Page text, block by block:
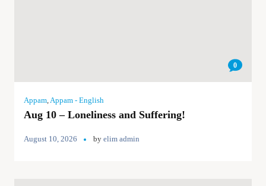
0
Appam Appam - English
Aug 10 – Loneliness and Suffering!
August 10, 2026 by elim admin